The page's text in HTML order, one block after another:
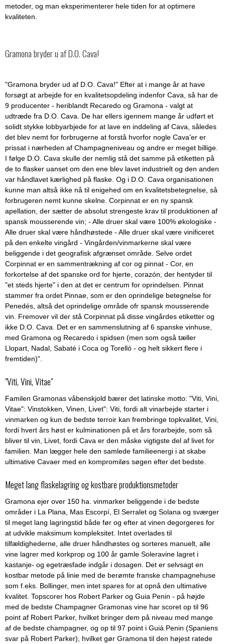
metoder, og man eksperimenterer hele tiden for at optimere
kvaliteten.
Gramona bryder u af D.O. Cava!
"Gramona bryder ud af D.O. Cava!" Efter at i mange år at have
forsøgt at arbejde for en kvalitetsopdeling indenfor Cava, så har de
9 producenter - heriblandt Recaredo og Gramona - valgt at
udtræde fra D.O. Cava. De har ellers igennem mange år udført et
solidt stykke lobbyarbjede for at lave en inddeling af Cava, således
det blev nemt for forbrugerne at forstå hvorfor nogle Cava'er er
prissat i nærheden af Champagneniveau og andre er meget billige.
I følge D.O. Cava skulle der nemlig stå det samme på etiketten på
de to flasker uanset om den ene blev lavet industrielt og den anden
var håndlavet kærlighed på flaske. Og i D.O. Cava organisationen
kunne man altså ikke nå til enigehed om en kvalitetsbetegnelse, så
forbrugeren nemt kunne skelne. Corpinnat er en ny spansk
apellation, der sætter de absolut strengeste krav til produktionen af
spansk mousserende vin; - Alle druer skal være 100% økologiske -
Alle druer skal være håndhøstede - Alle druer skal være vinificeret
på den enkelte vingård - Vingården/vinmarkerne skal være
beliggende i det geografisk afgrænset område. Selve ordet
Corpinnat er en sammentrækning af cor og pinnat - Cor, en
forkortelse af det spanske ord for hjerte, corazón, der hentyder til
"et steds hjerte" i den at det er centrum for oprindelsen. Pinnat
stammer fra ordet Pinnae, som er den oprindelige betegnelse for
Penedés, altså det oprindelige område ofr spansk mousserende
vin. Fremover vil der stå Corpinnat på disse vingårdes etiketter og
ikke D.O. Cava. Det er en sammenslutning af 6 spanske vinhuse,
med Gramona og Recaredo i spidsen (men som også tæller
Llopart, Nadal, Sabaté i Coca og Torelló - og helt sikkert flere i
fremtiden)".
"Viti, Vini, Vitae"
Familen Gramonas våbenskjold bærer det latinske motto: "Viti, Vini,
Vitae": Vinstokken, Vinen, Livet": Viti, fordi alt vinarbejde starter i
vinmarken og kun de bedste terroir kan frembringe topkvalitet, Vini,
fordi hvert års høst er kulminationen på et års forarbejde, som så
bliver til vin, Livet, fordi Cava er den måske vigtigste del af livet for
familien. Man lægger hele den samlede familieenergi i at skabe
ultimative Cavaer med en kompromiløs søgen efter det bedste.
Meget lang flaskelagring og kostbare produktionsmetoder
Gramona ejer over 150 ha. vinmarker beliggende i de bedste
områder i La Plana, Mas Escorpí, El Serralet og Solana og sværger
til meget lang lagringstid både før og efter at vinen degorgeres for
at udvikle maksimum kompleksitet. Intet overlades til
tilfældighederne, alle druer håndhøstes og sorteres manuelt, alle
vine lagrer med korkprop og 100 år gamle Soleravine lagret i
kastanje- og egetræsfade indgår i dosagen. Det er selvsagt en
kostbar metode på linie med de berømte franske champagnehuse
som f.eks. Bollinger, men intet spares for at opnå den ultimative
kvalitet. Topscorer hos Robert Parker og Guia Penin - på højde
med de bedste Champagner Gramonas vine har scoret op til 96
point af Robert Parker, hvilket bringer dem på niveau med mange
af de bedste champagner, og op til 97 point i Guiá Penin (Spaniens
svar på Robert Parker), hvilket gør Gramona til den højest ratede